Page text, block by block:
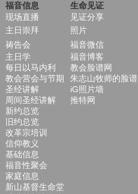
福音信息 生命见证
现场直播 见证分享
主日崇拜 照片
祷告会 福音微信
主日学 福音博客
每日以马内利 教会脸谱网
教会营会与节期 朱志山牧师的脸谱
圣经讲解 iG照片墙
周间圣经讲解 推特网
新约总览
旧约总览
改革宗培训
信仰教义
基础信息
福音性聚会
家庭信息
新山基督生命堂